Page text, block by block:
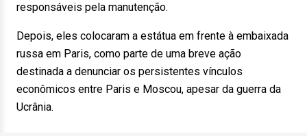
responsáveis pela manutenção.
Depois, eles colocaram a estátua em frente à embaixada
russa em Paris, como parte de uma breve ação
destinada a denunciar os persistentes vínculos
econômicos entre Paris e Moscou, apesar da guerra da
Ucrânia.